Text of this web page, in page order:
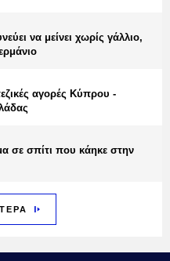
να μείνει χωρίς γάλλιο,
αγορές Κύπρου -
σε σπίτι που κάηκε στην